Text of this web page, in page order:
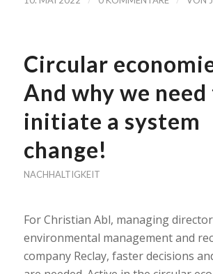
Circular
And why we need
initiate a system
change!
NACHHALTIGKEIT
For Christian Abl, managing
environmental management and
company Reclay, faster decisions